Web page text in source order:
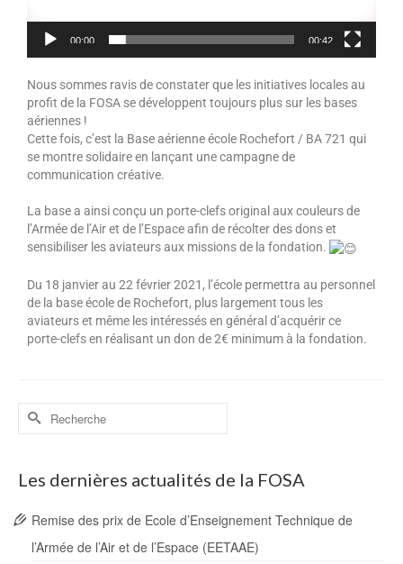
00:00 00:42
Nous sommes ravis de constater que les initiatives locales au
profit de la FOSA se développent toujours plus sur les bases
aériennes !
Cette fois, c’est la Base aérienne école Rochefort / BA 721 qui
se montre solidaire en lançant une campagne de
communication créative.
La base a ainsi conçu un porte-clefs original aux couleurs de
l’Armée de l’Air et de l’Espace afin de récolter des dons et
sensibiliser les aviateurs aux missions de la fondation.
Du 18 janvier au 22 février 2021, l’école permettra au personnel
de la base école de Rochefort, plus largement tous les
aviateurs et même les intéressés en général d’acquérir ce
porte-clefs en réalisant un don de 2€ minimum à la fondation.
Les dernières actualités de la FOSA
Remise des prix de Ecole d’Enseignement Technique de
l’Armée de l’Air et de l’Espace (EETAAE)